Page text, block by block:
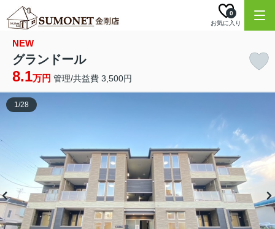
お気に入り
0
NEW
グランドール
8.1万円 管理/共益費 3,500円
1/28